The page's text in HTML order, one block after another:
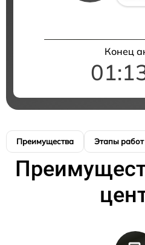
Конец
Преимущества Этапы работ